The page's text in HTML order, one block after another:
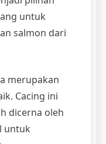
untuk
salmon dari
merupakan
Cacing ini
dicerna oleh
untuk